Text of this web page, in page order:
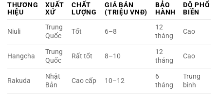
THƯƠNG
HIỆU
XUẤT
XỨ
CHẤT
LƯỢNG
GIÁ BÁN
(TRIỆU VNĐ)
BẢO
HÀNH
ĐỘ PHỔ
BIẾN
Niuli
Trung
Quốc
Tốt 6–8
12
tháng
Cao
Hangcha
Trung
Quốc
Rất tốt 8–10
12
tháng
Cao
Rakuda
Nhật
Bản
Cao cấp 10–12
6
tháng
Trung
bình